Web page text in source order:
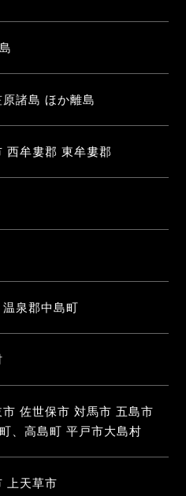
諸島 ほか離島
西牟婁郡 東牟婁郡
泉郡中島町
佐世保市 対馬市 五島市
、高島町 平戸市大島村
上天草市